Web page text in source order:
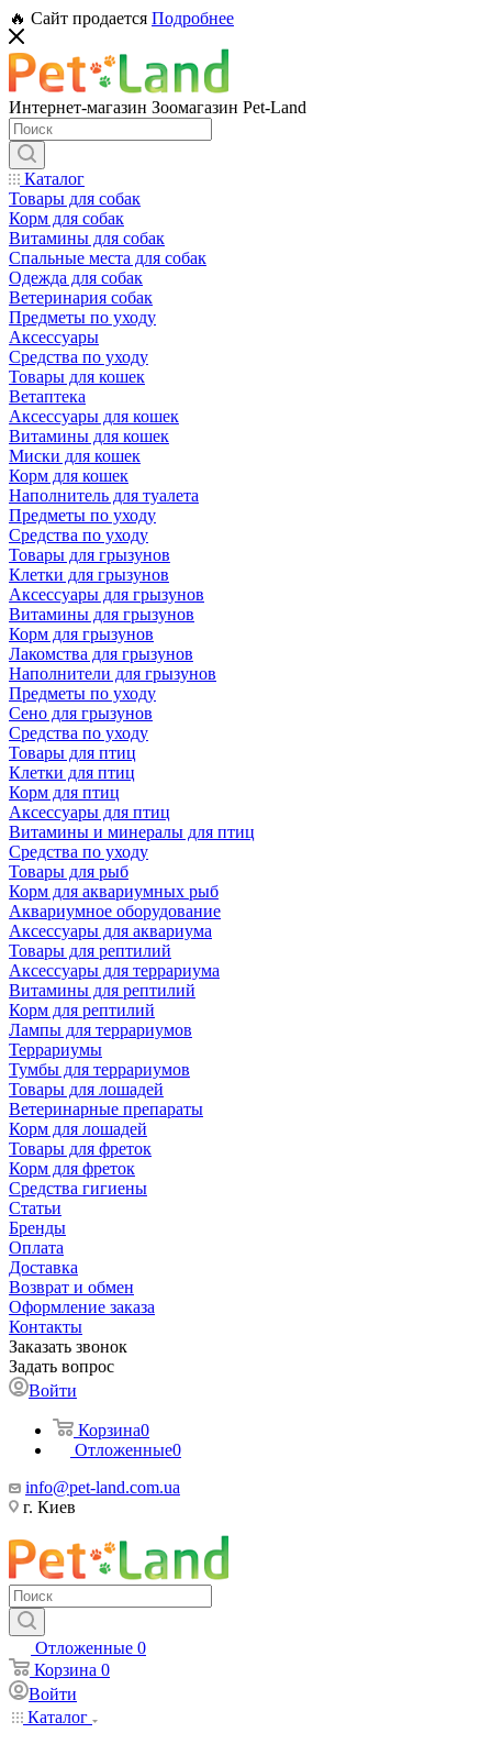
🔥 Сайт продается Подробнее
Интернет-магазин Зоомагазин Pet-Land
Каталог
Товары для собак
Корм для собак
Витамины для собак
Спальные места для собак
Одежда для собак
Ветеринария собак
Предметы по уходу
Аксессуары
Средства по уходу
Товары для кошек
Ветаптека
Аксессуары для кошек
Витамины для кошек
Миски для кошек
Корм для кошек
Наполнитель для туалета
Предметы по уходу
Средства по уходу
Товары для грызунов
Клетки для грызунов
Аксессуары для грызунов
Витамины для грызунов
Корм для грызунов
Лакомства для грызунов
Наполнители для грызунов
Предметы по уходу
Сено для грызунов
Средства по уходу
Товары для птиц
Клетки для птиц
Корм для птиц
Аксессуары для птиц
Витамины и минералы для птиц
Средства по уходу
Товары для рыб
Корм для аквариумных рыб
Аквариумное оборудование
Аксессуары для аквариума
Товары для рептилий
Аксессуары для террариума
Витамины для рептилий
Корм для рептилий
Лампы для террариумов
Террариумы
Тумбы для террариумов
Товары для лошадей
Ветеринарные препараты
Корм для лошадей
Товары для фреток
Корм для фреток
Средства гигиены
Статьи
Бренды
Оплата
Доставка
Возврат и обмен
Оформление заказа
Контакты
Заказать звонок
Задать вопрос
Войти
Корзина0
Отложенные0
info@pet-land.com.ua
г. Киев
Отложенные 0
Корзина 0
Войти
Каталог